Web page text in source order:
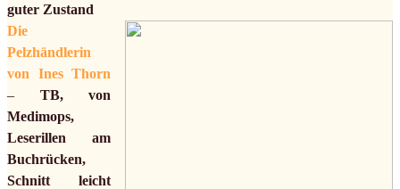
guter Zustand
Die
Pelzhändlerin
von Ines Thorn
– TB, von
Medimops,
Leserillen am
Buchrücken,
Schnitt leicht